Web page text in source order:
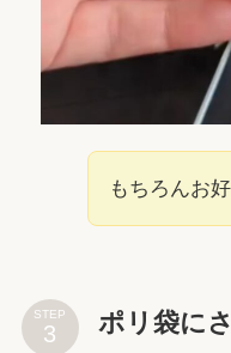
もちろんお
STEP
ポリ袋に